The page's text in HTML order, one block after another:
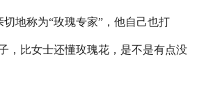
地称为“玫瑰专家”，他自己也打
，比女士还懂玫瑰花，是不是有点没